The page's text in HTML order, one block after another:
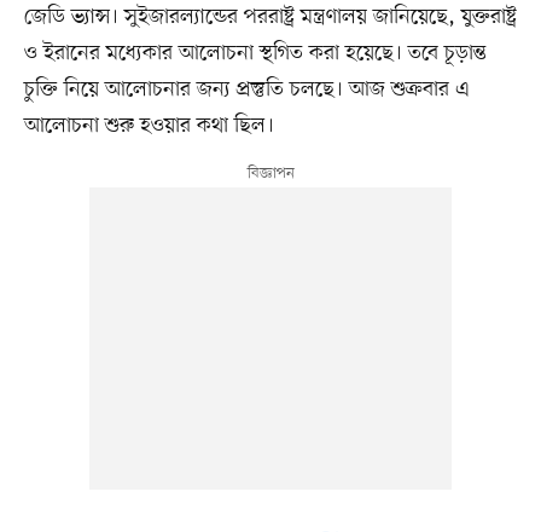
জেডি ভ্যান্স। সুইজারল্যান্ডের পররাষ্ট্র মন্ত্রণালয় জানিয়েছে, যুক্তরাষ্ট্র
ও ইরানের মধ্যেকার আলোচনা স্থগিত করা হয়েছে। তবে চূড়ান্ত
চুক্তি নিয়ে আলোচনার জন্য প্রস্তুতি চলছে। আজ শুক্রবার এ
আলোচনা শুরু হওয়ার কথা ছিল।